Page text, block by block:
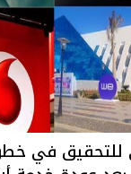
للتحقيق في